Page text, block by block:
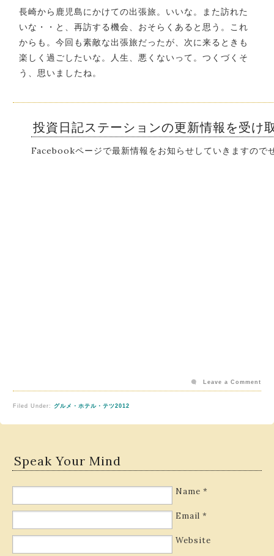
長崎から鹿児島にかけての出張旅。いいな。また訪れた
いな・・と、再訪する機会、おそらくあると思う。これ
からも。今回も素敵な出張旅だったが、次に来るときも
楽しく過ごしたいな。人生、悪くないって。つくづくそ
う、思いましたね。
投資日記ステーションの更新情報を受け
Facebookページで最新情報をお知らせしていきますので
Filed Under: グルメ・ホテル・テツ2012
Leave a Comment
Speak Your Mind
Name *
Email *
Website